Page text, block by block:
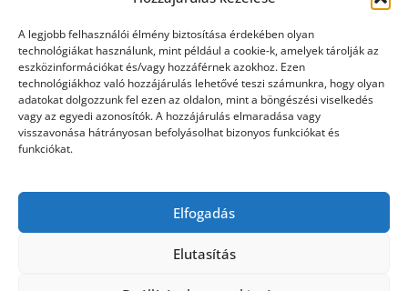
A legjobb felhasználói élmény biztosítása érdekében olyan
technológiákat használunk, mint például a cookie-k, amelyek tárolják az
eszközinformációkat és/vagy hozzáférnek azokhoz. Ezen
technológiákhoz való hozzájárulás lehetővé teszi számunkra, hogy olyan
adatokat dolgozzunk fel ezen az oldalon, mint a böngészési viselkedés
vagy az egyedi azonosítók. A hozzájárulás elmaradása vagy
visszavonása hátrányosan befolyásolhat bizonyos funkciókat és
funkciókat.
Elfogadás
Elutasítás
Táskák
Vásárlás
Webáruház
Casco biztosítás használt járműre